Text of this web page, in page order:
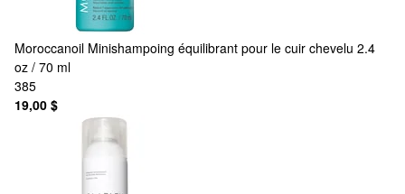
Moroccanoil Minishampoing équilibrant pour le cuir chevelu 2.4
oz / 70 ml
385
19,00 $